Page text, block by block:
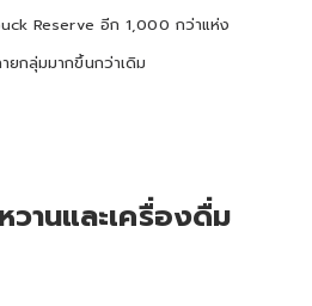
Reserve อีก 1,000 กว่าแห่ง
ยกลุ่มมากขึ้นกว่าเดิม
านและเครื่องดื่ม